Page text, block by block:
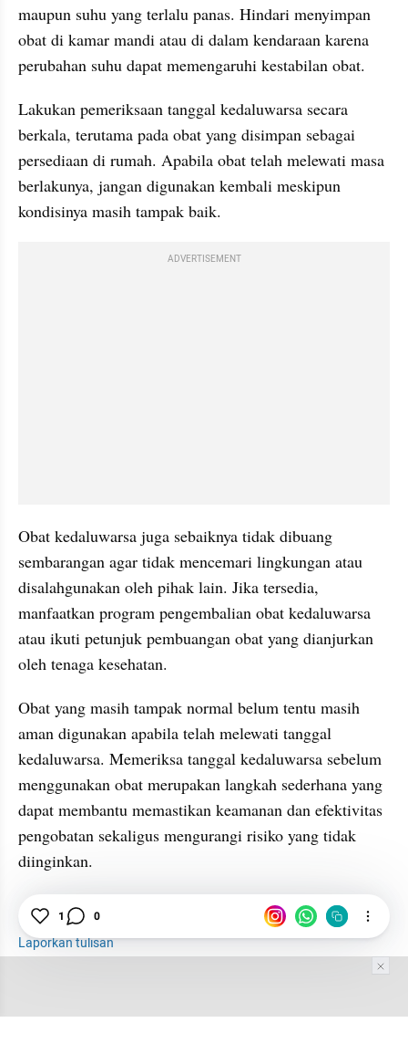
maupun suhu yang terlalu panas. Hindari menyimpan
obat di kamar mandi atau di dalam kendaraan karena
perubahan suhu dapat memengaruhi kestabilan obat.
Lakukan pemeriksaan tanggal kedaluwarsa secara
berkala, terutama pada obat yang disimpan sebagai
persediaan di rumah. Apabila obat telah melewati masa
berlakunya, jangan digunakan kembali meskipun
kondisinya masih tampak baik.
ADVERTISEMENT
Obat kedaluwarsa juga sebaiknya tidak dibuang
sembarangan agar tidak mencemari lingkungan atau
disalahgunakan oleh pihak lain. Jika tersedia,
manfaatkan program pengembalian obat kedaluwarsa
atau ikuti petunjuk pembuangan obat yang dianjurkan
oleh tenaga kesehatan.
Obat yang masih tampak normal belum tentu masih
aman digunakan apabila telah melewati tanggal
kedaluwarsa. Memeriksa tanggal kedaluwarsa sebelum
menggunakan obat merupakan langkah sederhana yang
dapat membantu memastikan keamanan dan efektivitas
pengobatan sekaligus mengurangi risiko yang tidak
diinginkan.
Kesehatan
Laporkan tulisan
1 0